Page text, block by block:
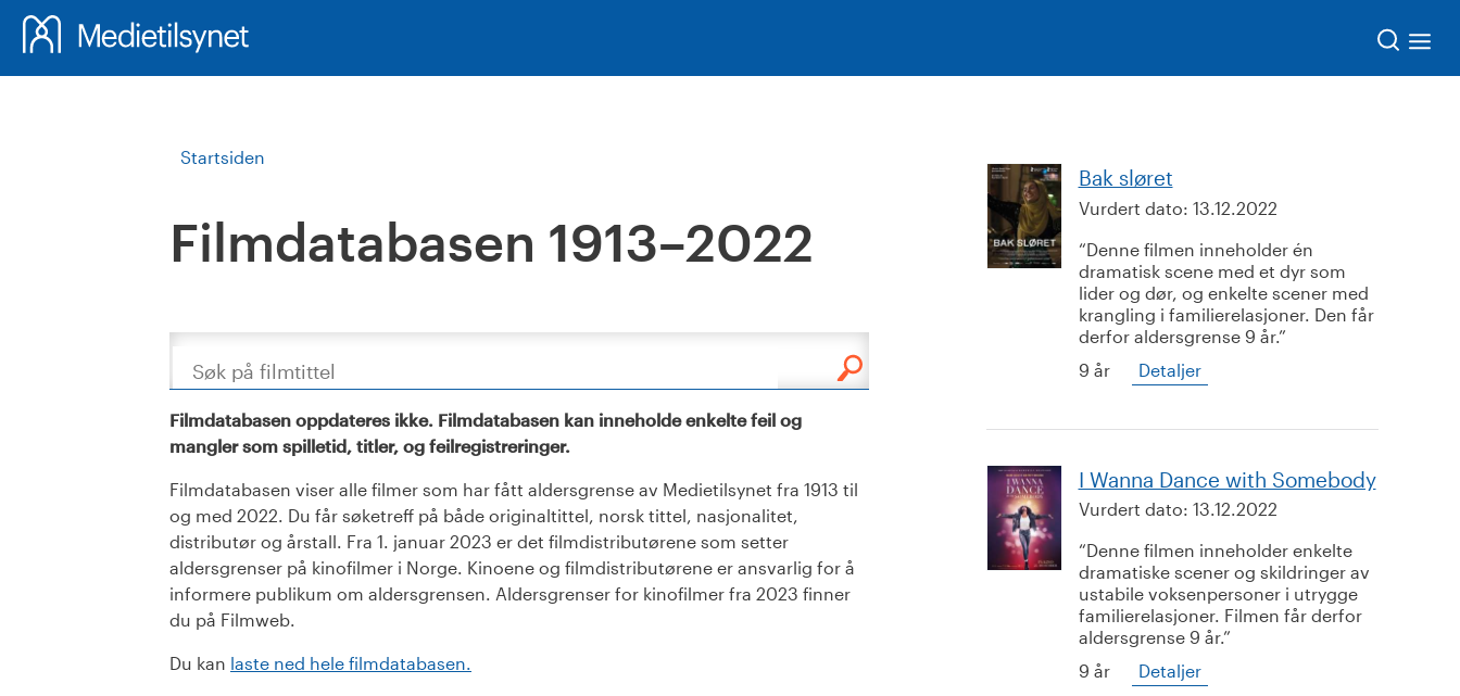
Startsiden
Filmdatabasen 1913–2022
Søk
Filmdatabasen oppdateres ikke. Filmdatabasen kan inneholde enkelte feil og
mangler som spilletid, titler, og feilregistreringer.
Filmdatabasen viser alle filmer som har fått aldersgrense av Medietilsynet fra 1913 til
og med 2022. Du får søketreff på både originaltittel, norsk tittel, nasjonalitet,
distributør og årstall. Fra 1. januar 2023 er det filmdistributørene som setter
aldersgrenser på kinofilmer i Norge. Kinoene og filmdistributørene er ansvarlig for å
informere publikum om aldersgrensen. Aldersgrenser for kinofilmer fra 2023 finner
du på Filmweb.
Du kan laste ned hele filmdatabasen.
Bak sløret
Vurdert dato: 13.12.2022
Denne filmen inneholder én
dramatisk scene med et dyr som
lider og dør, og enkelte scener med
krangling i familierelasjoner. Den får
derfor aldersgrense 9 år.
9 år
Detaljer
I Wanna Dance with Somebody
Vurdert dato: 13.12.2022
Denne filmen inneholder enkelte
dramatiske scener og skildringer av
ustabile voksenpersoner i utrygge
familierelasjoner. Filmen får derfor
aldersgrense 9 år.
9 år
Detaljer